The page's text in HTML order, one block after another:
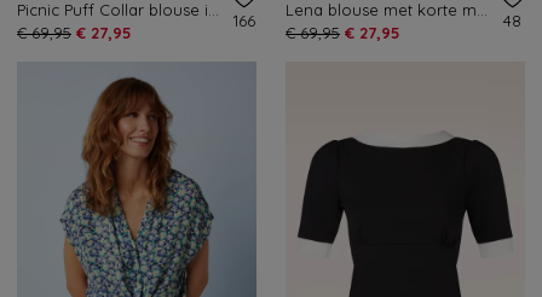
€ 69,95 € 27,95
166
€ 69,95 € 27,95
48